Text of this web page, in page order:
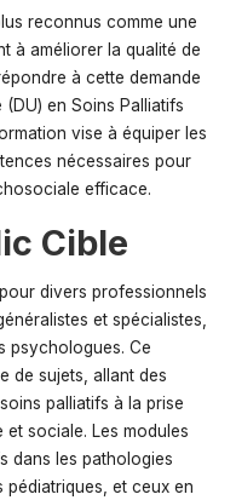
reconnus comme une
à améliorer la qualité de
à cette demande
en Soins Palliatifs
vise à équiper les
nécessaires pour
efficace.
Cible
divers professionnels
et spécialistes,
psychologues. Ce
de sujets, allant des
palliatifs à la prise
sociale. Les modules
dans les pathologies
et ceux en